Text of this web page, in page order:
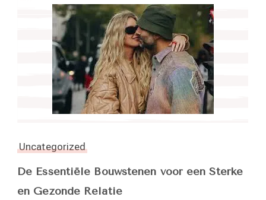
Uncategorized
De Essentiële Bouwstenen voor een Sterke
en Gezonde Relatie